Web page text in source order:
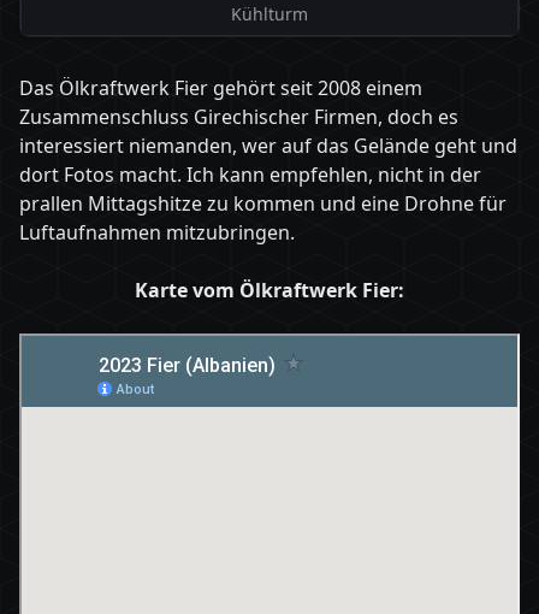
Kühlturm
Das Ölkraftwerk Fier gehört seit 2008 einem
Zusammenschluss Girechischer Firmen, doch es
interessiert niemanden, wer auf das Gelände geht und
dort Fotos macht. Ich kann empfehlen, nicht in der
prallen Mittagshitze zu kommen und eine Drohne für
Luftaufnahmen mitzubringen.
Karte vom Ölkraftwerk Fier: